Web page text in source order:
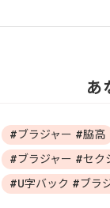
あ
#ブラジャー #脇高
#ブラジャー #セク
#U字バック #ブラ